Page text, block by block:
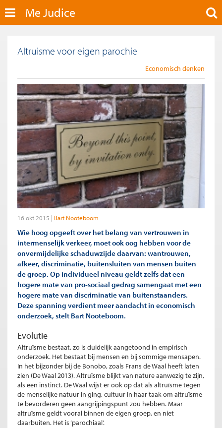
Me Judice
Altruisme voor eigen parochie
Economisch denken
16 okt 2015 Bart Nooteboom
Wie hoog opgeeft over het belang van vertrouwen in
intermenselijk verkeer, moet ook oog hebben voor de
onvermijdelijke schaduwzijde daarvan: wantrouwen,
afkeer, discriminatie, buitensluiten van mensen buiten
de groep. Op individueel niveau geldt zelfs dat een
hogere mate van pro-sociaal gedrag samengaat met een
hogere mate van discriminatie van buitenstaanders.
Deze spanning verdient meer aandacht in economisch
onderzoek, stelt Bart Nooteboom.
Evolutie
Altruïsme bestaat, zo is duidelijk aangetoond in empirisch
onderzoek. Het bestaat bij mensen en bij sommige mensapen.
In het bijzonder bij de Bonobo, zoals Frans de Waal heeft laten
zien (De Waal 2013). Altruïsme blijkt van nature aanwezig te zijn,
als een instinct. De Waal wijst er ook op dat als altruïsme tegen
de menselijke natuur in ging, cultuur in haar taak om altruïsme
te bevorderen geen aangrijpingspunt zou hebben. Maar
altruïsme geldt vooral binnen de eigen groep, en niet
daarbuiten. Het is ‘parochiaal’.